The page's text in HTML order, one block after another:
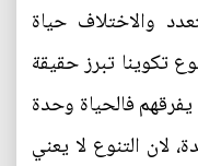
والاختلاف حياة
تكوينا تبرز حقيقة
فالحياة وحدة
لان التنوع لا يعني